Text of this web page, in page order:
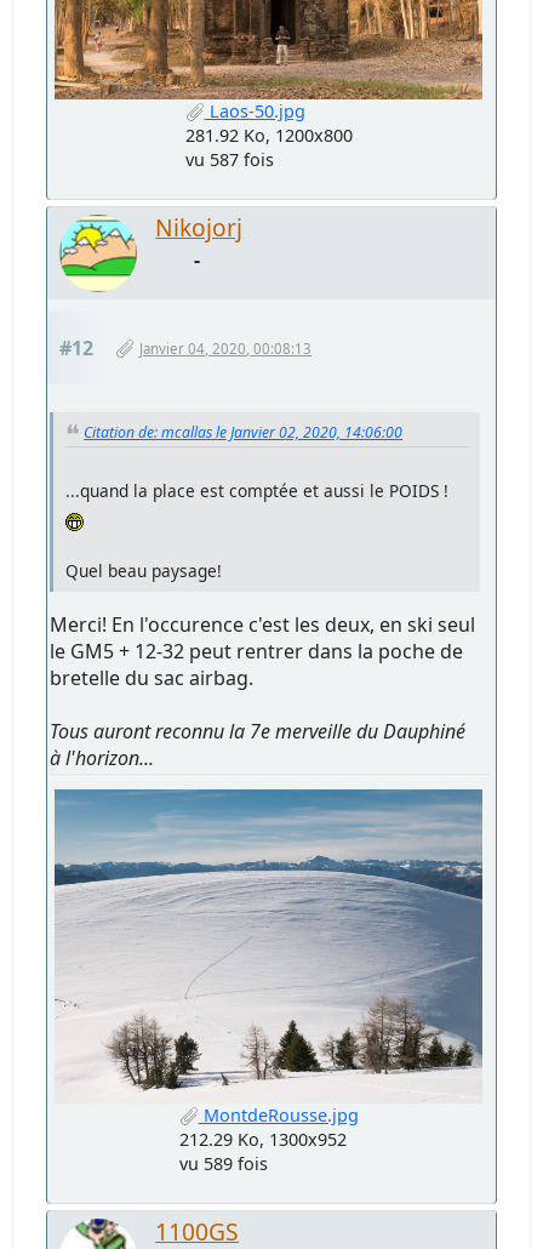
Laos-50.jpg
281.92 Ko, 1200x800
vu 587 fois
Nikojorj
-
#12 Janvier 04, 2020, 00:08:13
Citation de: mcallas le Janvier 02, 2020, 14:06:00
...quand la place est comptée et aussi le POIDS !
Quel beau paysage!
Merci! En l'occurence c'est les deux, en ski seul
le GM5 + 12-32 peut rentrer dans la poche de
bretelle du sac airbag.
Tous auront reconnu la 7e merveille du Dauphiné
à l'horizon...
MontdeRousse.jpg
212.29 Ko, 1300x952
vu 589 fois
1100GS